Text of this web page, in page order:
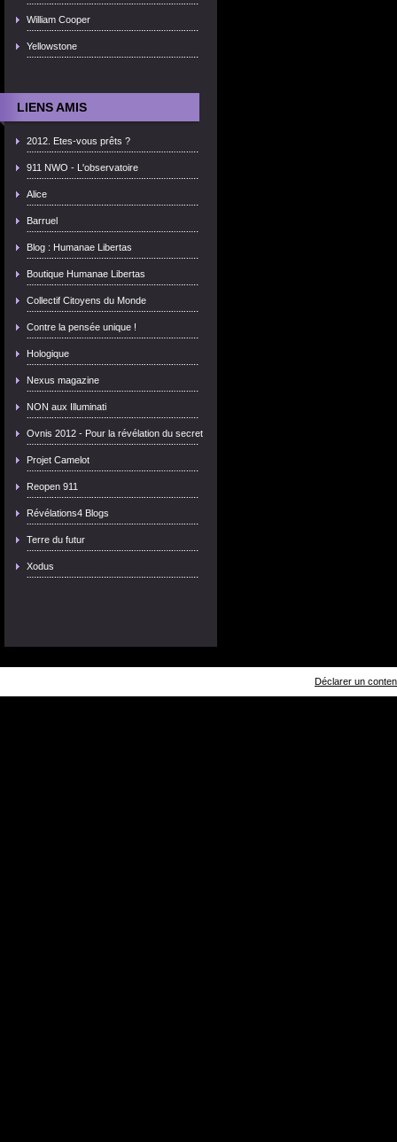
William Cooper
Yellowstone
LIENS AMIS
2012. Etes-vous prêts ?
911 NWO - L'observatoire
Alice
Barruel
Blog : Humanae Libertas
Boutique Humanae Libertas
Collectif Citoyens du Monde
Contre la pensée unique !
Hologique
Nexus magazine
NON aux Illuminati
Ovnis 2012 - Pour la révélation du secret
Projet Camelot
Reopen 911
Révélations4 Blogs
Terre du futur
Xodus
Déclarer un